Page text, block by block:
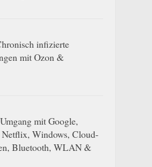
infizierte
mit Ozon &
mit Google,
Windows, Cloud-
Bluetooth, WLAN &